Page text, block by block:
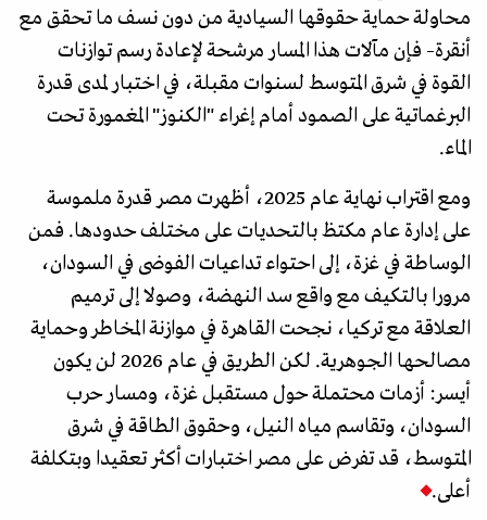
محاولة حماية حقوقها السيادية من دون نسف ما تحقق مع
أنقرة– فإن مآلات هذا المسار مرشحة لإعادة رسم توازنات
القوة في شرق المتوسط لسنوات مقبلة، في اختبار لمدى قدرة
البرغماتية على الصمود أمام إغراء "الكنوز" المغمورة تحت
الماء.
ومع اقتراب نهاية عام 2025، أظهرت مصر قدرة ملموسة
على إدارة عام مكتظ بالتحديات على مختلف حدودها. فمن
الوساطة في غزة، إلى احتواء تداعيات الفوضى في السودان،
مرورا بالتكيف مع واقع سد النهضة، وصولا إلى ترميم
العلاقة مع تركيا، نجحت القاهرة في موازنة المخاطر وحماية
مصالحها الجوهرية. لكن الطريق في عام 2026 لن يكون
أيسر: أزمات محتملة حول مستقبل غزة، ومسار حرب
السودان، وتقاسم مياه النيل، وحقوق الطاقة في شرق
المتوسط، قد تفرض على مصر اختبارات أكثر تعقيدا وبتكلفة
أعلى.